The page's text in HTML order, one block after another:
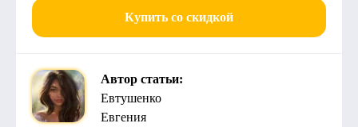
Купить со скидкой
Автор статьи:
Евтушенко
Евгения